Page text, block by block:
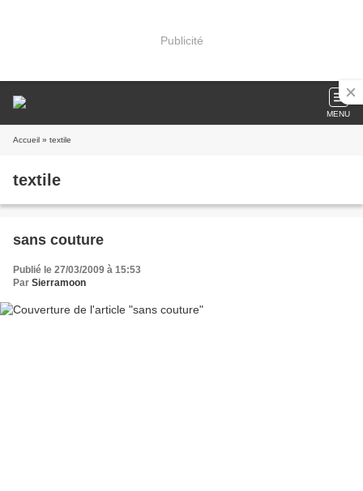
Publicité
MENU
Accueil » textile
textile
sans couture
Publié le 27/03/2009 à 15:53
Par Sierramoon